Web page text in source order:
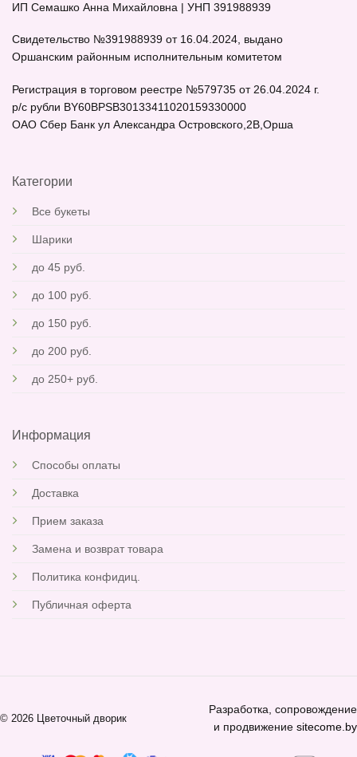
Категории
Все букеты
Шарики
до 45 руб.
до 100 руб.
до 150 руб.
до 200 руб.
до 250+ руб.
Информация
Способы оплаты
Доставка
Прием заказа
Замена и возврат товара
Политика конфидиц.
Публичная оферта
ИП Семашко Анна Михайловна | УНП 391988939
Свидетельство №391988939 от 16.04.2024, выдано
Оршанским районным исполнительным комитетом
Регистрация в торговом реестре №579735 от 26.04.2024 г.
р/c рубли BY60BPSB30133411020159330000
ОАО Сбер Банк ул Александра Островского,2В,Орша
© 2026 Цветочный дворик
Разработка, сопровождение
и продвижение sitecome.by